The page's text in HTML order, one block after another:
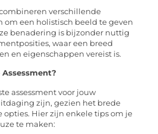
verschillende
om een holistisch beeld te geven
benadering is bijzonder nuttig
waar een breed
en eigenschappen vereist is.
assessment voor jouw
zijn, gezien het brede
opties. Hier zijn enkele tips om je
te maken: